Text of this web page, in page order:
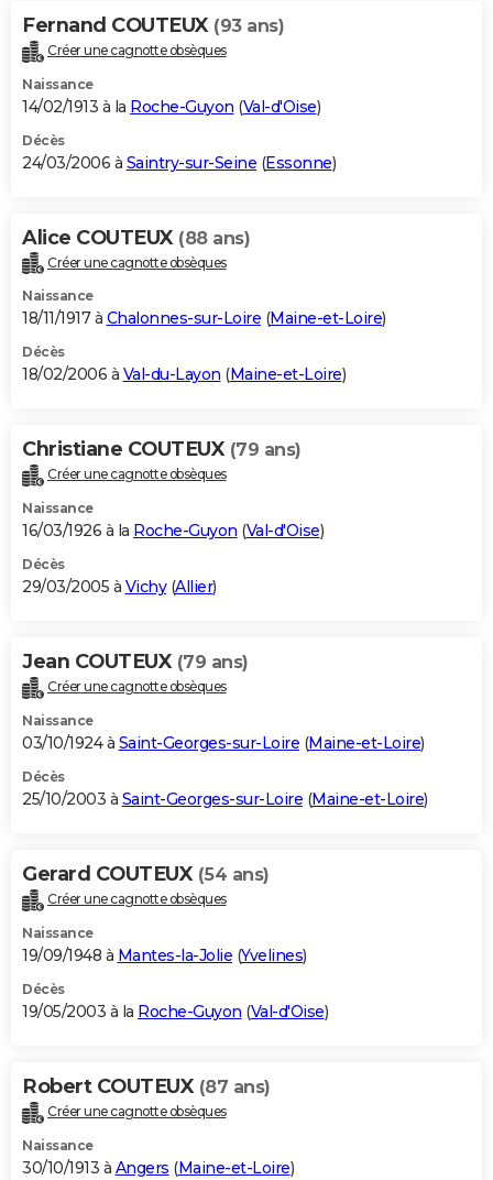
Fernand COUTEUX (93 ans)
Créer une cagnotte obsèques
Naissance
14/02/1913 à la Roche-Guyon (Val-d'Oise)
Décès
24/03/2006 à Saintry-sur-Seine (Essonne)
Alice COUTEUX (88 ans)
Créer une cagnotte obsèques
Naissance
18/11/1917 à Chalonnes-sur-Loire (Maine-et-Loire)
Décès
18/02/2006 à Val-du-Layon (Maine-et-Loire)
Christiane COUTEUX (79 ans)
Créer une cagnotte obsèques
Naissance
16/03/1926 à la Roche-Guyon (Val-d'Oise)
Décès
29/03/2005 à Vichy(Allier)
Jean COUTEUX (79 ans)
Créer une cagnotte obsèques
Naissance
03/10/1924 à Saint-Georges-sur-Loire (Maine-et-Loire)
Décès
25/10/2003 à Saint-Georges-sur-Loire (Maine-et-Loire)
Gerard COUTEUX (54 ans)
Créer une cagnotte obsèques
Naissance
19/09/1948 à Mantes-la-Jolie (Yvelines)
Décès
19/05/2003 à la Roche-Guyon (Val-d'Oise)
Robert COUTEUX (87 ans)
Créer une cagnotte obsèques
Naissance
30/10/1913 à Angers (Maine-et-Loire)